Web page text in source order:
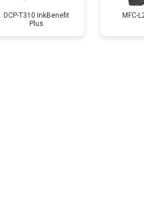
DCP-T310 InkBenefit
Plus
MFC-